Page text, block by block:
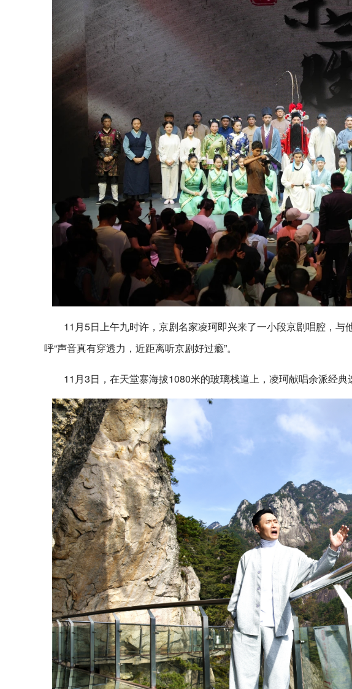
11月5日上午九时许，京剧名家凌珂即兴来了一小段京剧唱腔，
呼“声音真有穿透力，近距离听京剧好过瘾”。
11月3日，在天堂寨海拔1080米的玻璃栈道上，凌珂献唱余派经典